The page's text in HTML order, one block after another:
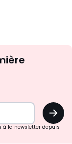
OK
à la newsletter depuis